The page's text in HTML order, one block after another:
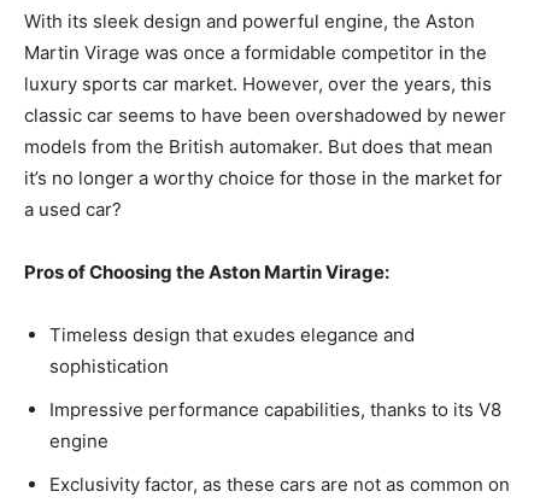
With its ⁣sleek design and ‍powerful engine,⁢ the​ Aston
Martin Virage was ​once a formidable competitor in ​the⁤
luxury ⁤sports car market. ⁢However, ⁤over the years, this
classic​ car seems to have ⁢been overshadowed by newer
models from ⁣the British⁢ automaker. But does that​ mean
it’s ‌no longer a worthy choice⁤ for those in‌ the market ⁤for⁢
a used car?
Pros ⁤of Choosing ‌the Aston ⁤Martin Virage:
Timeless design that​ exudes ⁤elegance and
⁤sophistication
Impressive performance⁣ capabilities, ​thanks to⁤ its⁤ V8
engine
Exclusivity ⁣factor, as these ‍cars are ‍not as‍ common on⁣